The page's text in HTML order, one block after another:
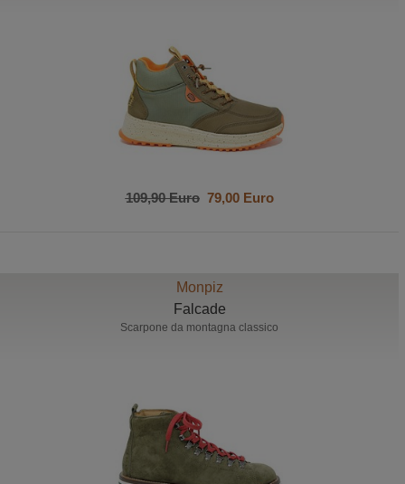
109,90 Euro79,00 Euro
Monpiz
Falcade
Scarpone da montagna classico